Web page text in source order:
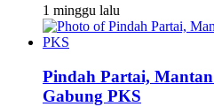
1 minggu lalu
Pindah Partai,
Gabung PKS